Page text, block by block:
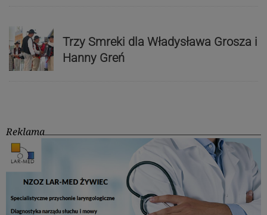
Trzy Smreki dla Władysława Grosza i
Hanny Greń
Reklama